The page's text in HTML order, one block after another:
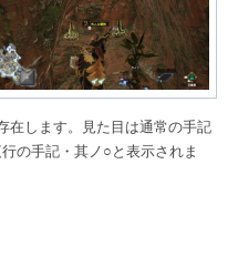
在します。見た目は通常の手記
の手記・其ノ○と表示されま